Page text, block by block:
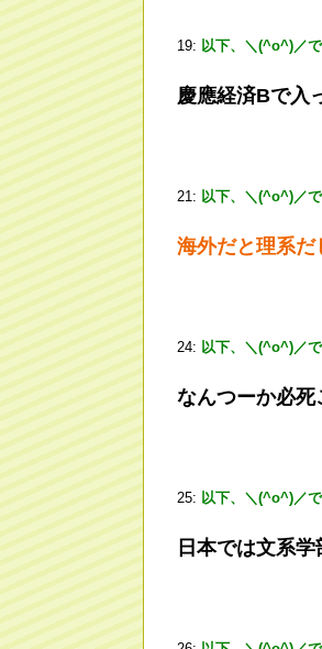
19: 以下、＼(^o^)／
慶應経済Bで入
21: 以下、＼(^o^)／
海外だと理系だ
24: 以下、＼(^o^)／
なんつーか必死
25: 以下、＼(^o^)／
日本では文系